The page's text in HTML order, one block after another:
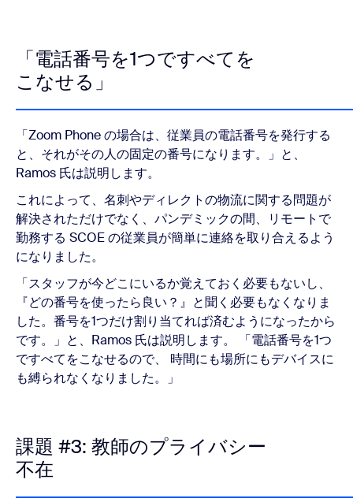
「電話番号を1つですべてを
こなせる」
「Zoom Phone の場合は、従業員の電話番号を発行する
と、それがその人の固定の番号になります。」と、
Ramos 氏は説明します。
これによって、名刺やディレクトの物流に関する問題が
解決されただけでなく、パンデミックの間、リモートで
勤務する SCOE の従業員が簡単に連絡を取り合えるよう
になりました。
「スタッフが今どこにいるか覚えておく必要もないし、
『どの番号を使ったら良い？』と聞く必要もなくなりま
した。番号を1つだけ割り当てれば済むようになったから
です。」と、Ramos 氏は説明します。 「電話番号を1つ
ですべてをこなせるので、 時間にも場所にもデバイスに
も縛られなくなりました。」
課題 #3: 教師のプライバシー
不在